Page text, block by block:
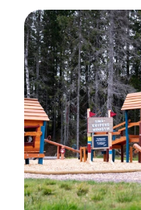
Bredd :504 cm
Kräver
Ja
Kritisk fallhöjd
18 cm
Dimensioner
Bredd :104 cm
Höjd :110 cm
Längd :104 cm
3-9 år
Belastning (max